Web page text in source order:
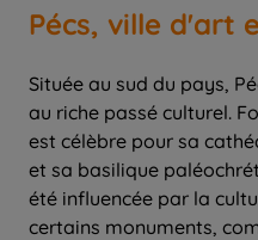
Pécs, ville d'art
Située au sud du pays,
au riche passé culturel.
est célèbre pour sa
et sa basilique
été influencée par la
certains monuments,